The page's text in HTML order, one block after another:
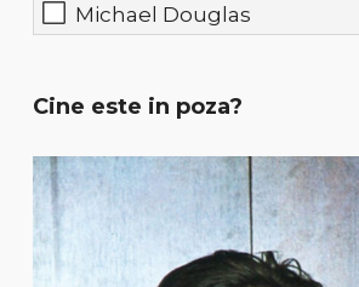
Michael Douglas
Cine este in poza?